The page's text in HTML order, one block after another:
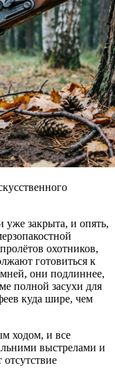
уже закрыта, и опять,
охотников,
готовиться к
они подлиннее,
полной засухи для
куда шире, чем
ходом, и все
выстрелами и
отсутствие